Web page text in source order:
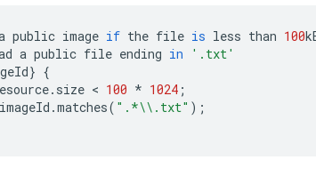
public image if the file is less than 100
a public file ending in
'.txt'
} {
. size < 100 * 1024 ;
imageId .matches( ".*\\ .txt" );